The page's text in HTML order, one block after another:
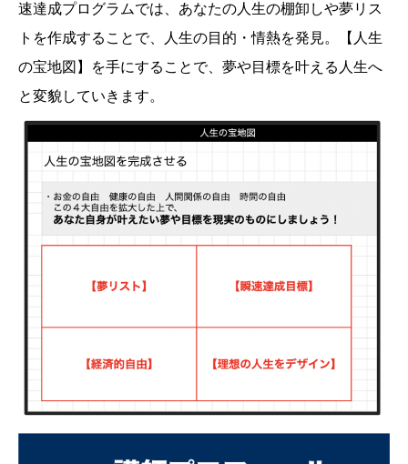
速達成プログラムでは、あなたの人生の棚卸しや夢リス
トを作成することで、人生の目的・情熱を発見。【人生
の宝地図】を手にすることで、夢や目標を叶える人生へ
と変貌していきます。